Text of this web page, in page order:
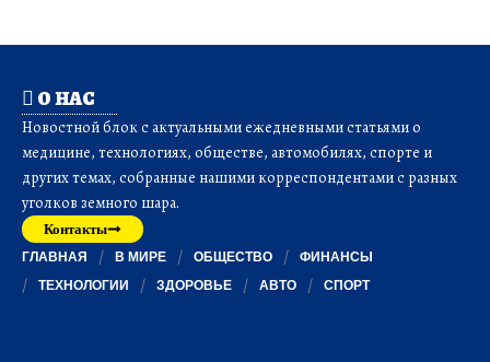
О НАС
Новостной блок с актуальными ежедневными статьями о
медицине, технологиях, обществе, автомобилях, спорте и
других темах, собранные нашими корреспондентами с разных
уголков земного шара.
Контакты
ГЛАВНАЯ В МИРЕ ОБЩЕСТВО
ФИНАНСЫ
ТЕХНОЛОГИИ
ЗДОРОВЬЕ АВТО СПОРТ